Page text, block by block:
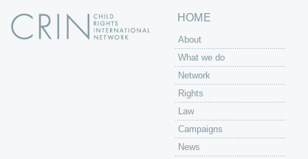
HOME
About
What we do
Network
Rights
Law
Campaigns
News